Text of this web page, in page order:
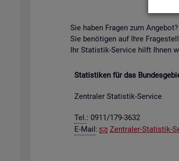
Sie haben Fra­gen zum An­ge­bot?
Sie be­nö­ti­gen auf Ihre
Ihr Sta­tis­tik-Ser­vice hilft Ihnen
Sta­tis­ti­ken für das
Zen­tra­ler Sta­tis­tik-Ser­vice
Tel.: 0911/179-3632
E-Mail: Zen­tra­ler-Sta­tis­tik-